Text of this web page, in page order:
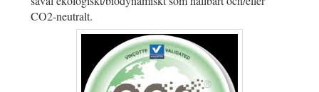
CO2-neutralt.